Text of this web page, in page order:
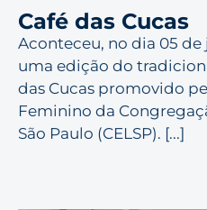
Café das Cucas
Aconteceu, no dia 05 de
uma edição do
das Cucas promovido
Feminino da
São Paulo (CELSP). [...]